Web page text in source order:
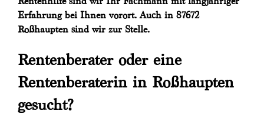
Erfahrung bei Ihnen vorort. Auch in 87672
Roßhaupten sind wir zur Stelle.
Rentenberater oder eine
Rentenberaterin in Roßhaupten
gesucht?